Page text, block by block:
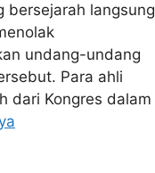
bersejarah langsung
undang-undang
Para ahli
dari Kongres dalam